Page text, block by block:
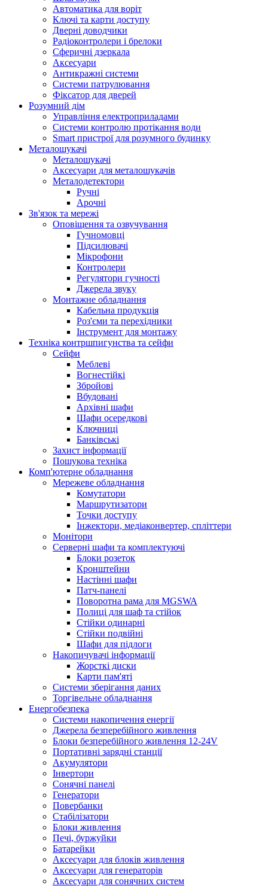
Автоматика для воріт
Ключі та карти доступу
Дверні доводчики
Радіоконтролери і брелоки
Сферичні дзеркала
Аксесуари
Антикражні системи
Системи патрулювання
Фіксатор для дверей
Розумний дім
Управління електроприладами
Системи контролю протікання води
Smart пристрої для розумного будинку
Металошукачі
Металошукачі
Аксесуари для металошукачів
Металодетектори
Ручні
Арочні
Зв'язок та мережі
Оповіщення та озвучування
Гучномовці
Підсилювачі
Мікрофони
Контролери
Регулятори гучності
Джерела звуку
Монтажне обладнання
Кабельна продукція
Роз'єми та перехідники
Інструмент для монтажу
Техніка контршпигунства та сейфи
Сейфи
Меблеві
Вогнестійкі
Збройові
Вбудовані
Архівні шафи
Шафи осередкові
Ключниці
Банківські
Захист інформації
Пошукова техніка
Комп'ютерне обладнання
Мережеве обладнання
Комутатори
Маршрутизатори
Точки доступу
Інжектори, медіаконвертер, спліттери
Монітори
Серверні шафи та комплектуючі
Блоки розеток
Кронштейни
Настінні шафи
Патч-панелі
Поворотна рама для MGSWA
Полиці для шаф та стійок
Стійки одинарні
Стійки подвійні
Шафи для підлоги
Накопичувачі інформації
Жорсткі диски
Карти пам'яті
Системи зберігання даних
Торгівельне обладнання
Енергобезпека
Системи накопичення енергії
Джерела безперебійного живлення
Блоки безперебійного живлення 12-24V
Портативні зарядні станції
Акумулятори
Інвертори
Сонячні панелі
Генератори
Повербанки
Стабілізатори
Блоки живлення
Печі, буржуйки
Батарейки
Аксесуари для блоків живлення
Аксесуари для генераторів
Аксесуари для сонячних систем